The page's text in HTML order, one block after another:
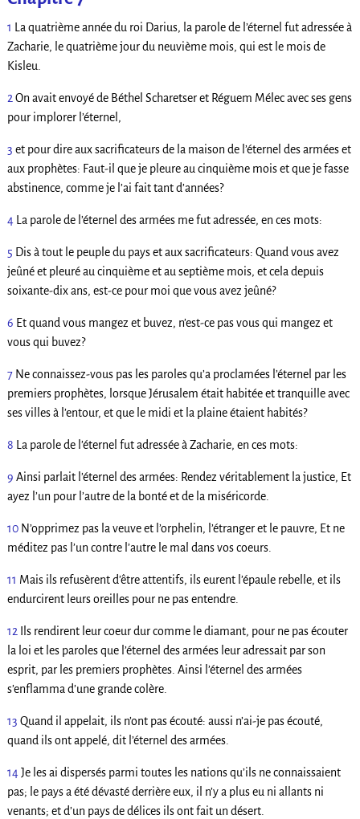
1
La quatrième année du roi Darius, la parole de l’éternel fut adressée à
Zacharie, le quatrième jour du neuvième mois, qui est le mois de
Kisleu.
2 On avait envoyé de Béthel Scharetser et Réguem Mélec avec ses gens
pour implorer l’éternel,
3 et pour dire aux sacrificateurs de la maison de l’éternel des armées et
aux prophètes: Faut-il que je pleure au cinquième mois et que je fasse
abstinence, comme je l’ai fait tant d’années?
4La parole de l’éternel des armées me fut adressée, en ces mots:
5 Dis à tout le peuple du pays et aux sacrificateurs: Quand vous avez
jeûné et pleuré au cinquième et au septième mois, et cela depuis
soixante-dix ans, est-ce pour moi que vous avez jeûné?
6 Et quand vous mangez et buvez, n’est-ce pas vous qui mangez et
vous qui buvez?
7Ne connaissez-vous pas les paroles qu’a proclamées l’éternel par les
premiers prophètes, lorsque Jérusalem était habitée et tranquille avec
ses villes à l’entour, et que le midi et la plaine étaient habités?
8 La parole de l’éternel fut adressée à Zacharie, en ces mots:
9 Ainsi parlait l’éternel des armées: Rendez véritablement la justice, Et
ayez l’un pour l’autre de la bonté et de la miséricorde.
10N’opprimez pas la veuve et l’orphelin, l’étranger et le pauvre, Et ne
méditez pas l’un contre l’autre le mal dans vos coeurs.
11 Mais ils refusèrent d’être attentifs, ils eurent l’épaule rebelle, et ils
endurcirent leurs oreilles pour ne pas entendre.
12 Ils rendirent leur coeur dur comme le diamant, pour ne pas écouter
la loi et les paroles que l’éternel des armées leur adressait par son
esprit, par les premiers prophètes. Ainsi l’éternel des armées
s’enflamma d’une grande colère.
13 Quand il appelait, ils n’ont pas écouté: aussi n’ai-je pas écouté,
quand ils ont appelé, dit l’éternel des armées.
14Je les ai dispersés parmi toutes les nations qu’ils ne connaissaient
pas; le pays a été dévasté derrière eux, il n’y a plus eu ni allants ni
venants; et d’un pays de délices ils ont fait un désert.